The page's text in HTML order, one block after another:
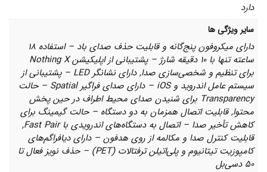
دارد
سایر ویژگی ها
دارای میکروفون پنج‌گانه و قابلیت حذف صدای باد – استفاده 18
ساعته تنها با 10 دقیقه شارژ – پشتیبانی از اپلیکیشن Nothing X
برای تنظیم و شخصی‌سازی صدا, دارای نشانگر LED – پشتیبانی از
سیستم عامل اندروید و iOS – دارای صدای فراگیر Spatial – حالت
Transparency برای شنیدن صدای محیط اطراف در حین پخش
محتوا, قابلیت اتصال همزمان به دو دستگاه – حالت گیمینگ برای
کاهش تأخیر صدا – اتصال به دستگاه‌های اندرویدی با Fast Pair,
قابلیت کنترل صدا و مکالمه از روی هدفون – دارای دیافراگم‌های
کامپوزیت تیتانیوم و پلی‌اتیلن ترفتالات (PET) – حذف نویز فعال تا
50 دسی‌بل